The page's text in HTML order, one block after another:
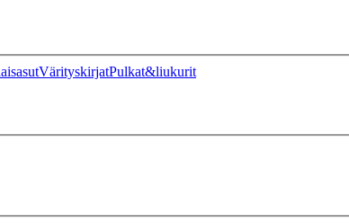
VärityskirjatPulkat&liukurit